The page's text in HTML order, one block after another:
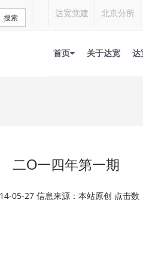
搜索 达宽党建 北京分所
首页 关于达宽 达
二O一四年第一期
05-27 信息来源：本站原创 点击数